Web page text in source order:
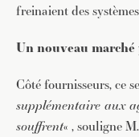
freinaient des
Un nouveau
Côté fournisseurs, ce
supplémentaire aux
souffrent« , souligne